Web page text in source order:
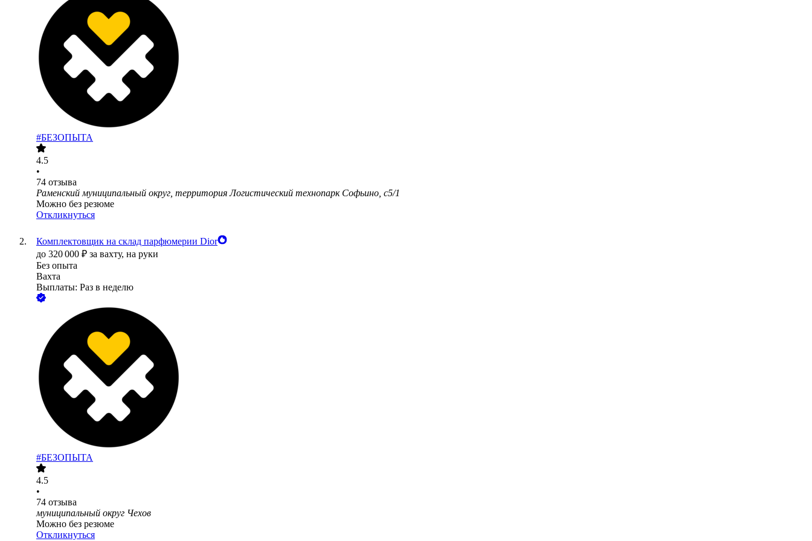
#БЕЗОПЫТА
4.5
•
74 отзыва
Раменский муниципальный округ, территория Логистический технопарк Софьино, с5/1
Можно без резюме
Откликнуться
Комплектовщик на склад парфюмерии Dior
до 320 000 ₽ за вахту, на руки
Без опыта
Вахта
Выплаты: Раз в неделю
#БЕЗОПЫТА
4.5
•
74 отзыва
муниципальный округ Чехов
Можно без резюме
Откликнуться